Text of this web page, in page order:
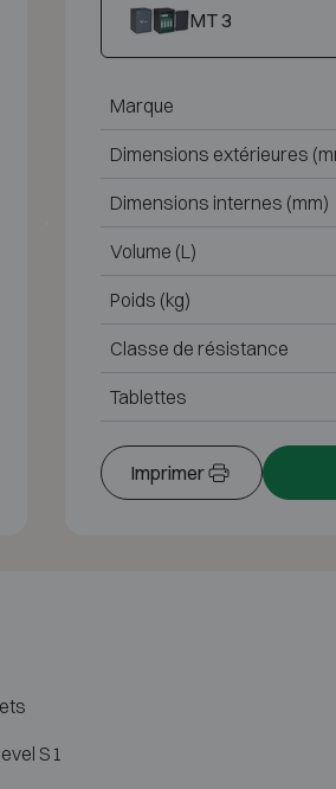
MT 3
Marque
Dimensions extérieures
Dimensions internes (mm)
Volume (L)
Poids (kg)
Classe de résistance
Tablettes
Imprimer
S1